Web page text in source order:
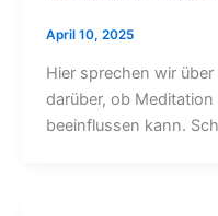
April 10, 2025
Hier sprechen wir
darüber, ob
beeinflussen kann.